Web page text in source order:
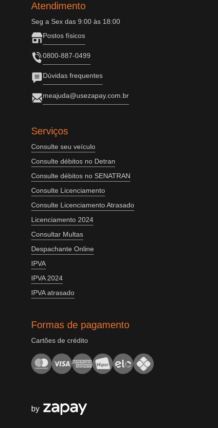
Atendimento
Seg a Sex das 9:00 às 18:00
Postos físicos
0800-887-0499
Dúvidas frequentes
meajuda@usezapay.com.br
Serviços
Consulte seu veículo
Consulte débitos no Detran
Consulte débitos no SENATRAN
Consulte Licenciamento
Consulte Licenciamento Atrasado
Licenciamento 2024
Consultar Multas
Despachante Online
IPVA
IPVA 2024
IPVA atrasado
Formas de pagamento
Cartões de crédito
by